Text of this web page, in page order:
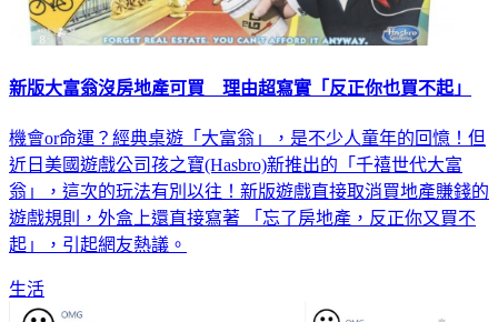
新版大富翁沒房地產可買 理由超寫實「反正你也買不起」
機會or命運？經典桌遊「大富翁」，是不少人童年的回憶！但
近日美國遊戲公司孩之寶(Hasbro)新推出的「千禧世代大富
翁」，這次的玩法有別以往！新版遊戲直接取消買地產賺錢的
遊戲規則，外盒上還直接寫著 「忘了房地產，反正你又買不
起」，引起網友熱議。
生活